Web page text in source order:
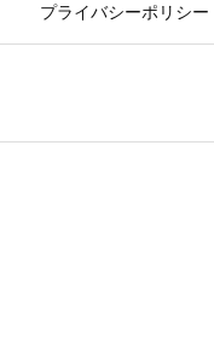
プライバシーポリシー